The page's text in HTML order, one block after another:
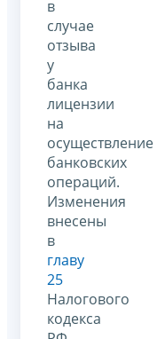
в
случае
отзыва
у
банка
лицензии
на
осуществление
банковских
операций.
Изменения
внесены
в
главу
25
Налогового
кодекса